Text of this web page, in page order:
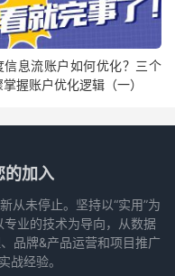
信息流账户如何优化？三个
握账户优化逻辑（一）
的加入
从未停止。坚持以“实用”为
业的技术为导向，从数据
品牌&产品运营和项目推广
战经验。